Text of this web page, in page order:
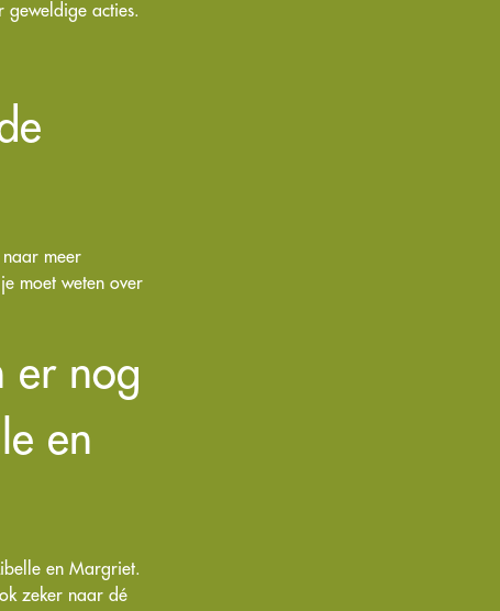
geweldige acties.
meer
moet weten over
er nog
en
en Margriet.
zeker naar dé